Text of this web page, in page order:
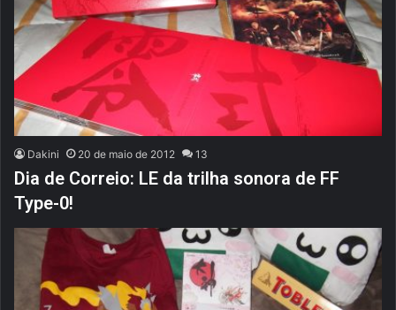
Dakini 20 de maio de 2012 13
Dia de Correio: LE da trilha sonora de FF
Type-0!